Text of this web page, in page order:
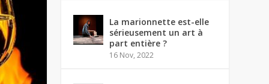
La marionnette est-elle
sérieusement un art à
part entière ?
16 Nov, 2022